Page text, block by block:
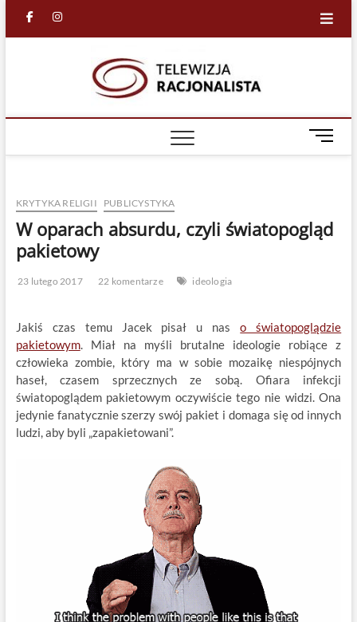
facebook
in
M
e
u
t
KRYTYKA RELIGII PUBLICYSTYKA
W oparach absurdu, czyli światopogląd
pakietowy
23 lutego 2017 22 komentarze ideologia
Jakiś czas temu Jacek pisał u naso światopoglądzie
pakietowym. Miał na myśli brutalne ideologie robiące z
człowieka zombie, który ma w sobie mozaikę niespójnych
haseł, czasem sprzecznych ze sobą. Ofiara infekcji
światopoglądem pakietowym oczywiście tego nie widzi. Ona
jedynie fanatycznie szerzy swój pakiet i domaga się od innych
ludzi, aby byli „zapakietowani”.